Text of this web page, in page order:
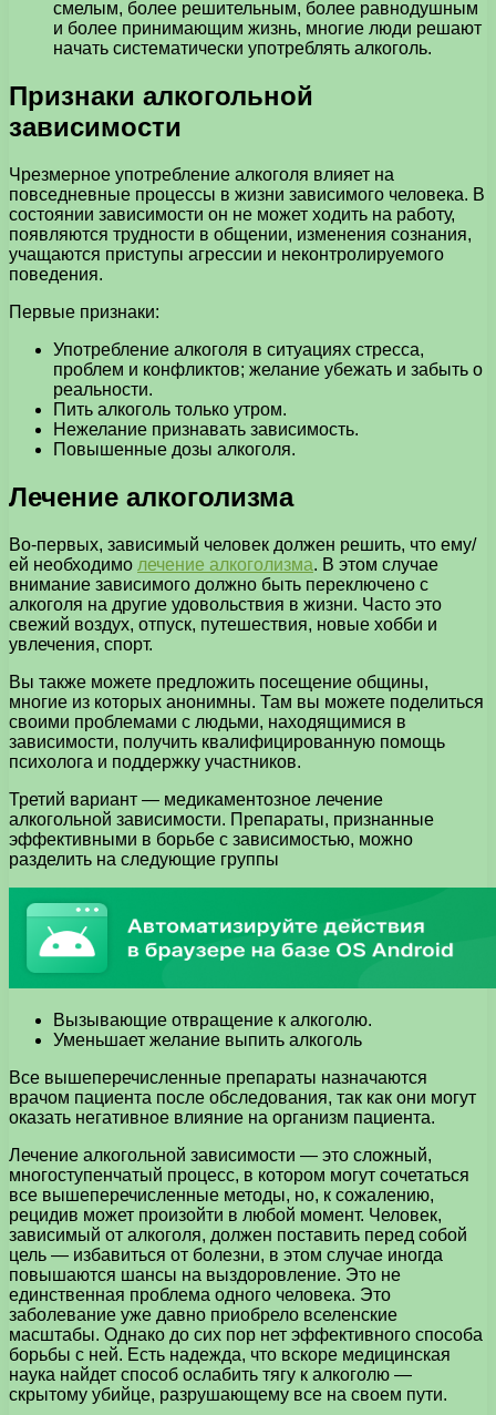
смелым, более решительным, более равнодушным
и более принимающим жизнь, многие люди решают
начать систематически употреблять алкоголь.
Признаки алкогольной
зависимости
Чрезмерное употребление алкоголя влияет на
повседневные процессы в жизни зависимого человека. В
состоянии зависимости он не может ходить на работу,
появляются трудности в общении, изменения сознания,
учащаются приступы агрессии и неконтролируемого
поведения.
Первые признаки:
Употребление алкоголя в ситуациях стресса,
проблем и конфликтов; желание убежать и забыть о
реальности.
Пить алкоголь только утром.
Нежелание признавать зависимость.
Повышенные дозы алкоголя.
Лечение алкоголизма
Во-первых, зависимый человек должен решить, что ему/
ей необходимо лечение алкоголизма. В этом случае
внимание зависимого должно быть переключено с
алкоголя на другие удовольствия в жизни. Часто это
свежий воздух, отпуск, путешествия, новые хобби и
увлечения, спорт.
Вы также можете предложить посещение общины,
многие из которых анонимны. Там вы можете поделиться
своими проблемами с людьми, находящимися в
зависимости, получить квалифицированную помощь
психолога и поддержку участников.
Третий вариант — медикаментозное лечение
алкогольной зависимости. Препараты, признанные
эффективными в борьбе с зависимостью, можно
разделить на следующие группы
Вызывающие отвращение к алкоголю.
Уменьшает желание выпить алкоголь
Все вышеперечисленные препараты назначаются
врачом пациента после обследования, так как они могут
оказать негативное влияние на организм пациента.
Лечение алкогольной зависимости — это сложный,
многоступенчатый процесс, в котором могут сочетаться
все вышеперечисленные методы, но, к сожалению,
рецидив может произойти в любой момент. Человек,
зависимый от алкоголя, должен поставить перед собой
цель — избавиться от болезни, в этом случае иногда
повышаются шансы на выздоровление. Это не
единственная проблема одного человека. Это
заболевание уже давно приобрело вселенские
масштабы. Однако до сих пор нет эффективного способа
борьбы с ней. Есть надежда, что вскоре медицинская
наука найдет способ ослабить тягу к алкоголю —
скрытому убийце, разрушающему все на своем пути.